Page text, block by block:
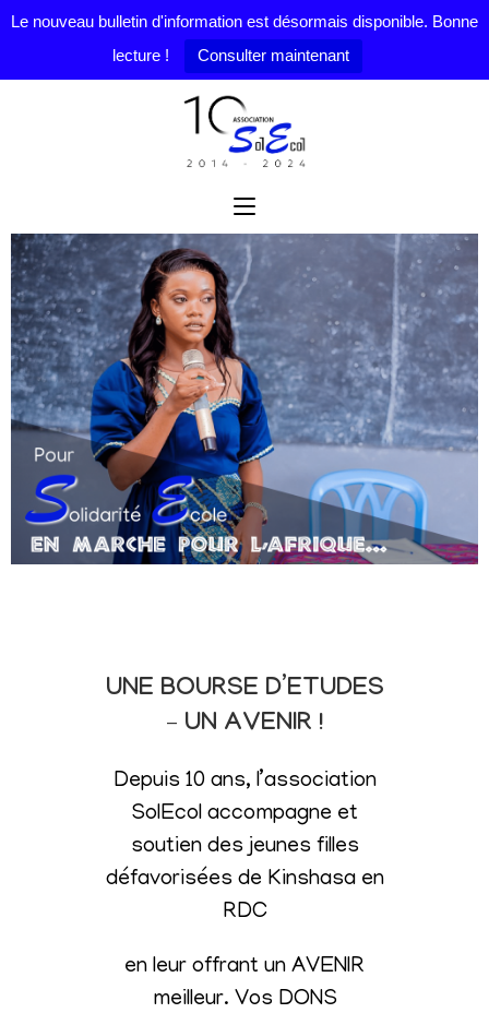
Le nouveau bulletin d'information est désormais disponible. Bonne
lecture !
Consulter maintenant
UNE BOURSE D’ETUDES
– UN AVENIR !
Depuis 10 ans, l’association
SolEcol accompagne et
soutien des jeunes filles
défavorisées de Kinshasa en
RDC
en leur offrant un AVENIR
meilleur. Vos DONS